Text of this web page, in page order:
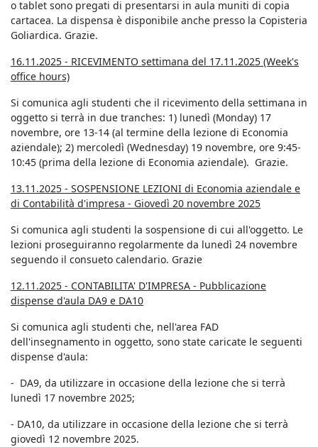
o tablet sono pregati di presentarsi in aula muniti di copia
cartacea. La dispensa è disponibile anche presso la Copisteria
Goliardica. Grazie.
16.11.2025 - RICEVIMENTO settimana del 17.11.2025 (Week's
office hours)
Si comunica agli studenti che il ricevimento della settimana in
oggetto si terrà in due tranches: 1) lunedì (Monday) 17
novembre, ore 13-14 (al termine della lezione di Economia
aziendale); 2) mercoledì (Wednesday) 19 novembre, ore 9:45-
10:45 (prima della lezione di Economia aziendale). Grazie.
13.11.2025 - SOSPENSIONE LEZIONI di Economia aziendale e
di Contabilità d'impresa - Giovedì 20 novembre 2025
Si comunica agli studenti la sospensione di cui all'oggetto. Le
lezioni proseguiranno regolarmente da lunedì 24 novembre
seguendo il consueto calendario. Grazie
12.11.2025 - CONTABILITA' D'IMPRESA - Pubblicazione
dispense d'aula DA9 e DA10
Si comunica agli studenti che, nell'area FAD
dell'insegnamento in oggetto, sono state caricate le seguenti
dispense d'aula:
- DA9, da utilizzare in occasione della lezione che si terrà
lunedì 17 novembre 2025;
- DA10, da utilizzare in occasione della lezione che si terrà
giovedì 12 novembre 2025.